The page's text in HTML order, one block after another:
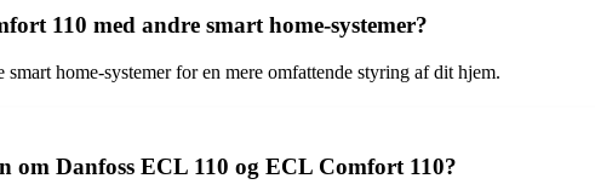
110 med andre smart home-systemer?
home-systemer for en mere omfattende styring af dit hjem.
Danfoss ECL 110 og ECL Comfort 110?